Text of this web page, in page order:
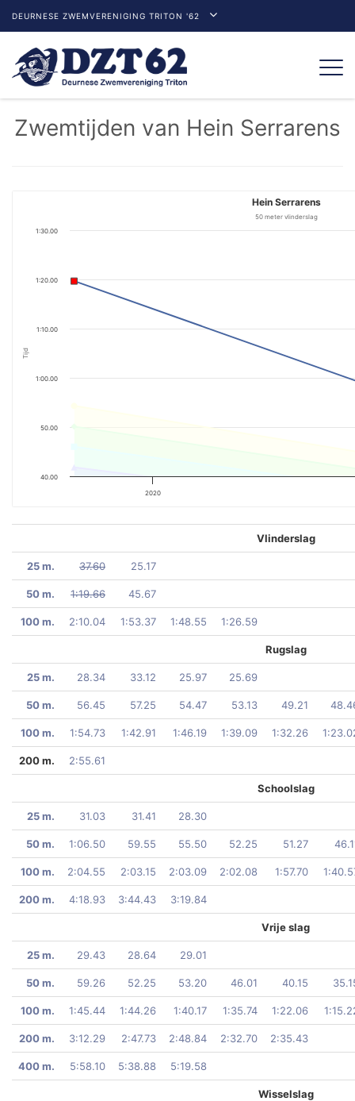
DEURNESE ZWEMVERENIGING TRITON '62
Zwemtijden van Hein Serrarens
Tijd
Hein Serrarens
50 meter vlinderslag
2020
40.00
50.00
1:00.00
1:10.00
1:20.00
1:30.00
Vlinderslag
25 m. 37.60 25.17
50 m. 1:19.66 45.67
100 m. 2:10.04 1:53.37 1:48.55 1:26.59
Rugslag
25 m. 28.34 33.12 25.97 25.69
50 m. 56.45 57.25 54.47 53.13 49.21
100 m. 1:54.73 1:42.91 1:46.19 1:39.09 1:32.26
200 m. 2:55.61
Schoolslag
25 m. 31.03 31.41 28.30
50 m. 1:06.50 59.55 55.50 52.25 51.27
100 m. 2:04.55 2:03.15 2:03.09 2:02.08 1:57.70
200 m. 4:18.93 3:44.43 3:19.84
Vrije slag
25 m. 29.43 28.64 29.01
50 m. 59.26 52.25 53.20 46.01 40.15
100 m. 1:45.44 1:44.26 1:40.17 1:35.74 1:22.06
200 m. 3:12.29 2:47.73 2:48.84 2:32.70 2:35.43
400 m. 5:58.10 5:38.88 5:19.58
Wisselslag